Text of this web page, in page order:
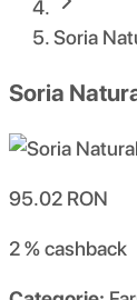
Soria
Soria
95.02 RON
2 %cashback